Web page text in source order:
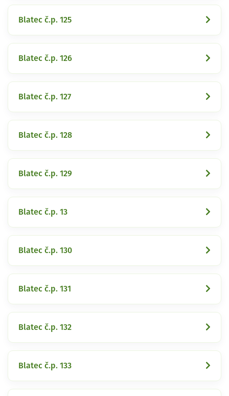
Blatec č.p. 125
Blatec č.p. 126
Blatec č.p. 127
Blatec č.p. 128
Blatec č.p. 129
Blatec č.p. 13
Blatec č.p. 130
Blatec č.p. 131
Blatec č.p. 132
Blatec č.p. 133